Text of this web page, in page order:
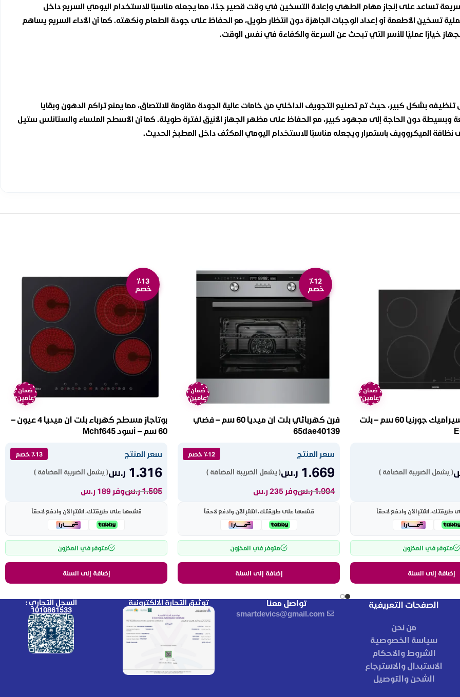
عالية وسريعة تساعد على إنجاز مهام الطهي وإعادة التسخين في وقت قصير جدًا، مما يجعله مناسبًا للاستخدام اليومي السريع داخل
تسخين الأطعمة أو إعداد الوجبات الجاهزة دون انتظار طويل، مع الحفاظ على جودة الطعام ونكهته. كما أن الأداء السريع يساهم
خيارًا عمليًا للأسر التي تبحث عن السرعة والكفاءة في نفس الوقت.
يسهل تنظيفه بشكل كبير، حيث تم تصنيع التجويف الداخلي من خامات عالية الجودة مقاومة للالتصاق، مما يمنع تراكم الدهون وبقايا
وبسيطة دون الحاجة إلى مجهود كبير، مع الحفاظ على مظهر الجهاز الأنيق لفترة طويلة. كما أن الأسطح الملساء والستانلس ستيل
الميكروويف باستمرار ويجعله مناسبًا للاستخدام اليومي المكثف داخل المطبخ الحديث.
ضمان
عامين
سطح كهرباء سيراميك جورنيا 60 سم – بلت
( يشمل الضريبة المضافة )
اشترِ الآن وادفع لاحقاً
متوفر في المخزون
إضافة إلى السلة
٪12
خصم
ضمان
عامين
فرن كهربائي بلت ان ميديا 60 سم – فضي
65dae40139
سعر المنتج ٪12 خصم
1.669 ر.س( يشمل الضريبة المضافة )
1.904ر.سوفر 235 ر.س
قسّمها على طريقتك، اشترِ الآن وادفع لاحقاً
متوفر في المخزون
إضافة إلى السلة
٪13
خصم
ضمان
عامين
بوتاجاز مسطح كهرباء بلت ان ميديا 4 عيون –
60 سم – أسود Mchf645
سعر المنتج ٪13 خصم
1.316 ر.س( يشمل الضريبة المضافة )
1.505ر.سوفر 189 ر.س
قسّمها على طريقتك، اشترِ الآن وادفع لاحقاً
متوفر في المخزون
إضافة إلى السلة
الصفحات التعريفية
من نحن
سياسة الخصوصية
الشروط والاحكام
الاستبدال والاسترجاع
الشحن والتوصيل
تواصل معنا
smartdevics@gmail.com
توثيق التجارة الإلكترونية
السجل التجاري :
1010861533